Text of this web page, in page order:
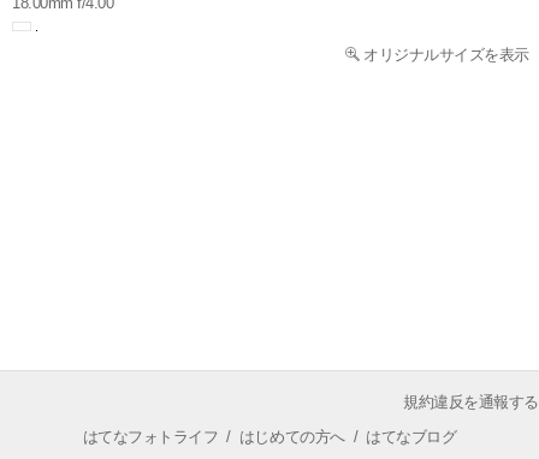
オリジナルサイズを表示
規約違反を通報する
はてなフォトライフ / はじめての方へ/ はてなブログ